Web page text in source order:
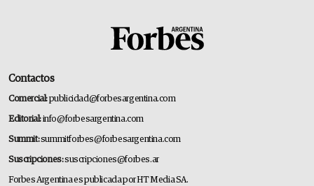
Contactos
Comercial:publicidad@forbesargentina.com
Editorial:info@forbesargentina.com
Summit:summitforbes@forbesargentina.com
Suscripciones:suscripciones@forbes.ar
Forbes Argentina es publicada por HT Media SA.